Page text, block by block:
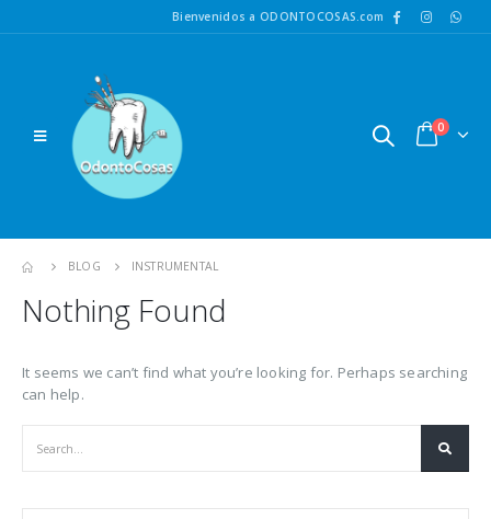
Bienvenidos a ODONTOCOSAS.com
0
BLOG INSTRUMENTAL
Nothing Found
It seems we can’t find what you’re looking for. Perhaps searching
can help.